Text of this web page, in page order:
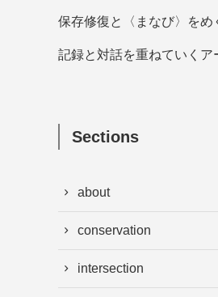
保存修復と〈まなび〉をめ
記録と対話を重ねていくア
Sections
about
conservation
intersection